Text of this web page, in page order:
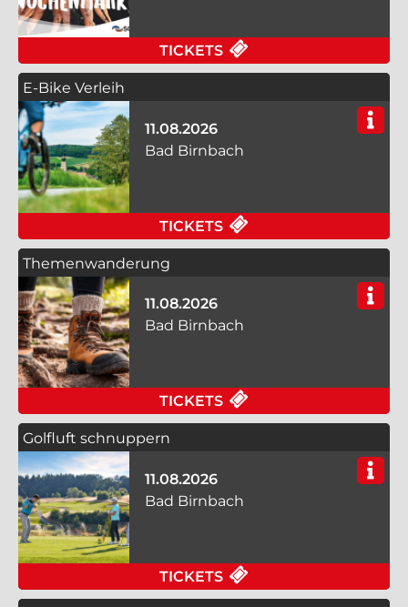
TICKETS
E-Bike Verleih
11.08.2026
Bad Birnbach
TICKETS
Themenwanderung
11.08.2026
Bad Birnbach
TICKETS
Golfluft schnuppern
11.08.2026
Bad Birnbach
TICKETS